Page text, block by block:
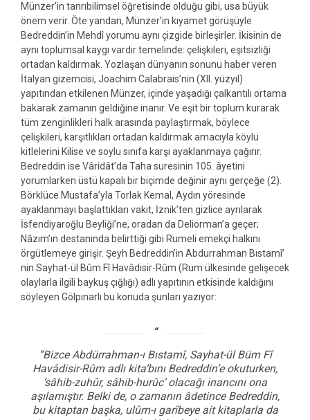
Münzer’in tanrıbilimsel öğretisinde olduğu gibi, usa büyük
önem verir. Öte yandan, Münzer’in kıyamet görüşüyle
Bedreddin’in Mehdî yorumu aynı çizgide birleşirler. İkisinin de
aynı toplumsal kaygı vardır temelinde: çelişkileri, eşitsizliği
ortadan kaldırmak. Yozlaşan dünyanın sonunu haber veren
İtalyan gizemcisi, Joachim Calabrais’nin (XIl. yüzyıl)
yapıtından etkilenen Münzer, içinde yaşadığı çalkantılı ortama
bakarak zamanın geldiğine inanır. Ve eşit bir toplum kurarak
tüm zenginlikleri halk arasında paylaştırmak, böylece
çelişkileri, karşıtlıkları ortadan kaldırmak amacıyla köylü
kitlelerini Kilise ve soylu sınıfa karşı ayaklanmaya çağırır.
Bedreddin ise Vâridât’da Taha suresinin 105. âyetini
yorumlarken üstü kapalı bir biçimde değinir aynı gerçeğe (2).
Börklüce Mustafa’yla Torlak Kemal, Aydın yöresinde
ayaklanmayı başlattıkları vakit, İznik’ten gizlice ayrılarak
İsfendiyaroğlu Beyliği’ne, oradan da Deliorman’a geçer;
Nâzım’ın destanında belirttiği gibi Rumeli emekçi halkını
örgütlemeye girişir. Şeyh Bedreddin’in Abdurrahman Bıstamî’
nin Sayhat-ül Bûm Fî Havâdisir-Rûm (Rum ülkesinde gelişecek
olaylarla ilgili baykuş çığlığı) adlı yapıtının etkisinde kaldığını
söyleyen Gölpınarlı bu konuda şunları yazıyor:
“Bizce Abdürrahman-ı Bıstamî, Sayhat-ül Büm Fî
Havâdisir-Rûm adlı kita’bını Bedreddin’e okuturken,
‘sâhib-zuhûr, sâhib-hurûc’ olacağı inancını ona
aşılamıştır. Belki de, o zamanın âdetince Bedreddin,
bu kitaptan başka, ulûm-ı garîbeye ait kitaplarla da